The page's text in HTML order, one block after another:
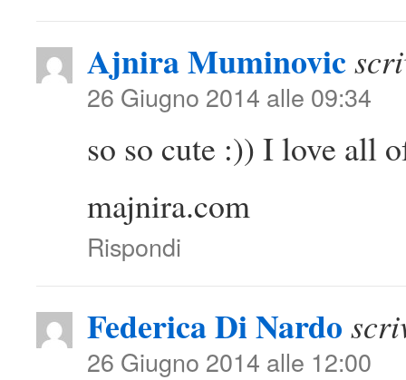
Ajnira Muminovic
26 Giugno 2014 alle 09:34
so so cute :)) I love all
majnira.com
Rispondi
Federica Di Nardo
26 Giugno 2014 alle 12:00